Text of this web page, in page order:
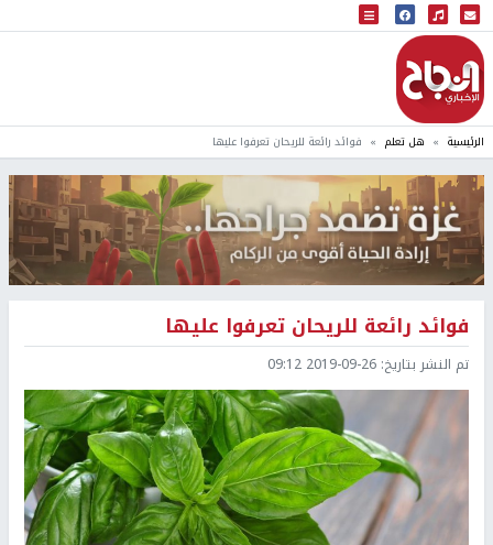
البث المباشر
إذاعة النجاح
الرئيسية هل تعلم فوائد رائعة للريحان تعرفوا عليها
فوائد رائعة للريحان تعرفوا عليها
تم النشر بتاريخ: 2019-09-26 09:12